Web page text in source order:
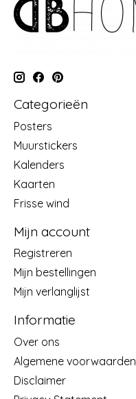
Categorieën
Posters
Muurstickers
Kalenders
Kaarten
Frisse wind
Mijn account
Registreren
Mijn bestellingen
Mijn verlanglijst
Informatie
Over ons
Algemene voorwaarden
Disclaimer